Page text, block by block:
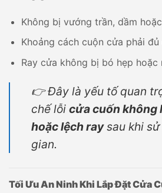
Không bị vướng trần, dầm
Khoảng cách cuộn cửa phải
Ray cửa không bị bó hẹp hoặc
👉 Đây là yếu tố quan
chế lỗi cửa cuốn không
hoặc lệch raysau khi
gian.
Tối Ưu An Ninh Khi Lắp Đặt Cửa